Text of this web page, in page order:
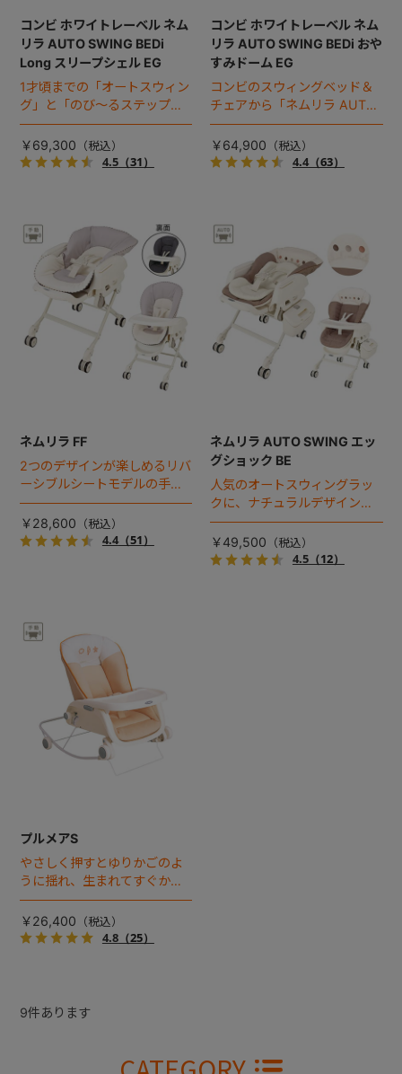
コンビ ホワイトレーベル ネム
リラ AUTO SWING BEDi
Long スリープシェル EG
1才頃までの「オートスウィン
グ」と「のび～るステップ」
搭載。さらに「スリープシェ
ル」や「ダッコシートプレミ
アム」で安心・快適なハイグ
￥69,300
4.5（31）
コンビ ホワイトレーベル ネム
リラ AUTO SWING BEDi おや
すみドーム EG
コンビのスウィングベッド＆
チェアから「ネムリラ AUTO
SWING BEDi EG」が誕生。眠
りに理想的な暗さをつくる
「スリープシェル」、頭と背
￥64,900
4.4（63）
ネムリラ FF
2つのデザインが楽しめるリバ
ーシブルシートモデルの手動
スウィングラック。
￥28,600
4.4（51）
ネムリラ AUTO SWING エッ
グショック BE
人気のオートスウィングラッ
クに、ナチュラルデザインの
スタンダードモデル登場！
￥49,500
4.5（12）
プルメアS
やさしく押すとゆりかごのよ
うに揺れ、生まれてすぐから
昼間はベッドとして、離乳食
期は食事用のテーブルチェア
としてなど、あらゆるシーン
￥26,400
4.8（25）
9件あります